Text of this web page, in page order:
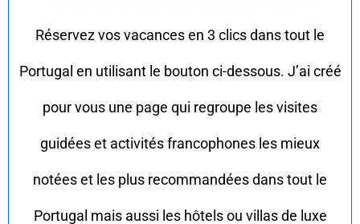
Réservez vos vacances en 3 clics dans tout le
Portugal en utilisant le bouton ci-dessous. J’ai créé
pour vous une page qui regroupe les visites
guidées et activités francophones les mieux
notées et les plus recommandées dans tout le
Portugal mais aussi les hôtels ou villas de luxe